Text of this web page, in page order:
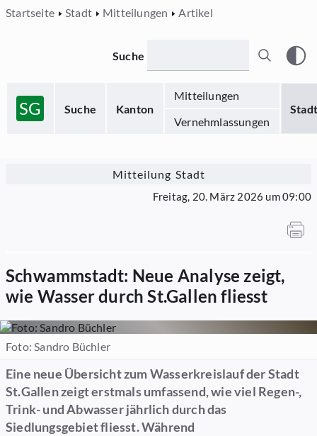
Startseite Stadt Mitteilungen Artikel
SG Suche Kanton
Mitteilungen
Stadt
Vernehmlassungen
Suche
Mitteilung Stadt
Freitag, 20. März 2026 um 09:00
Schwammstadt: Neue Analyse zeigt,
wie Wasser durch St.Gallen fliesst
Foto: Sandro Büchler
Eine neue Übersicht zum Wasserkreislauf der Stadt
St.Gallen zeigt erstmals umfassend, wie viel Regen-,
Trink- und Abwasser jährlich durch das
Siedlungsgebiet fliesst. Während